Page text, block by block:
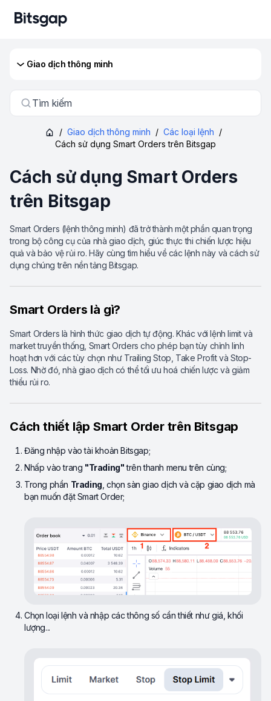
Giao dịch thông minh
Tìm kiếm
/ Giao dịch thông minh / Các loại lệnh /
Cách sử dụng Smart Orders trên Bitsgap
Cách sử dụng Smart Orders
trên Bitsgap
Smart Orders (lệnh thông minh) đã trở thành một phần quan trọng
trong bộ công cụ của nhà giao dịch, giúc thực thi chiến lược hiệu
quả và bảo vệ rủi ro. Hãy cùng tìm hiểu về các lệnh này và cách sử
dụng chúng trên nền tảng Bitsgap.
Smart Orders là gì?
Smart Orders là hình thức giao dịch tự động. Khác với lệnh limit và
market truyền thống, Smart Orders cho phép bạn tùy chỉnh linh
hoạt hơn với các tùy chọn như Trailing Stop, Take Profit và Stop-
Loss. Nhờ đó, nhà giao dịch có thể tối ưu hoá chiến lược và giảm
thiểu rủi ro.
Cách thiết lập Smart Order trên Bitsgap
Đăng nhập vào tài khoản Bitsgap;
Nhấp vào trang "Trading"trên thanh menu trên cùng;
Trong phần Trading , chọn sàn giao dịch và cặp giao dịch mà
bạn muốn đặt Smart Order;
Chọn loại lệnh và nhập các thông số cần thiết như giá, khối
lượng...